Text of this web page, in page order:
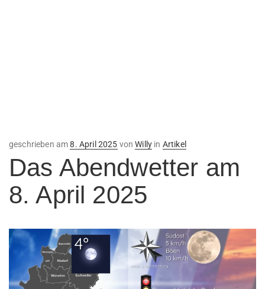
geschrieben amVeröffentlicht
am
8. April 2025 vonWilly in Artikel
Das Abendwetter am
8. April 2025